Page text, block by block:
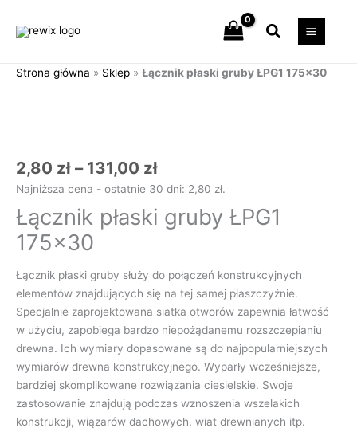
Szukaj
Strona główna » Sklep » Łącznik płaski gruby ŁPG1 175×30
2,80 zł – 131,00 złdo
131,00 zł
Najniższa cena - ostatnie 30 dni: 2,80 zł.
Łącznik płaski gruby ŁPG1
175×30
Łącznik płaski gruby służy do połączeń konstrukcyjnych
elementów znajdujących się na tej samej płaszczyźnie.
Specjalnie zaprojektowana siatka otworów zapewnia łatwość
w użyciu, zapobiega bardzo niepożądanemu rozszczepianiu
drewna. Ich wymiary dopasowane są do najpopularniejszych
wymiarów drewna konstrukcyjnego. Wyparły wcześniejsze,
bardziej skomplikowane rozwiązania ciesielskie. Swoje
zastosowanie znajdują podczas wznoszenia wszelakich
konstrukcji, wiązarów dachowych, wiat drewnianych itp.
ŁPG1